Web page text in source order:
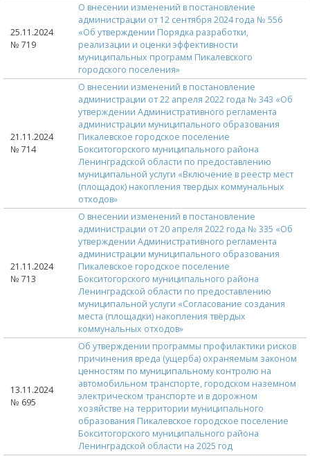
25.11.2024
№ 719
О внесении изменений в постановление
администрации от 12 сентября 2024 года № 556
«Об утверждении Порядка разработки,
реализации и оценки эффективности
муниципальных программ Пикалевского
городского поселения»
21.11.2024
№ 714
О внесении изменений в постановление
администрации от 22 апреля 2022 года № 343 «Об
утверждении Административного регламента
администрации муниципального образования
Пикалевское городское поселение
Бокситогорского муниципального района
Ленинградской области по предоставлению
муниципальной услуги «Включение в реестр мест
(площадок) накопления твердых коммунальных
отходов»
21.11.2024
№ 713
О внесении изменений в постановление
администрации от 20 апреля 2022 года № 335 «Об
утверждении Административного регламента
администрации муниципального образования
Пикалевское городское поселение
Бокситогорского муниципального района
Ленинградской области по предоставлению
муниципальной услуги «Согласование создания
места (площадки) накопления твёрдых
коммунальных отходов»
13.11.2024
№ 695
Об утверждении программы профилактики рисков
причинения вреда (ущерба) охраняемым законом
ценностям по муниципальному контролю на
автомобильном транспорте, городском наземном
электрическом транспорте и в дорожном
хозяйстве на территории муниципального
образования Пикалевское городское поселение
Бокситогорского муниципального района
Ленинградской области на 2025 год